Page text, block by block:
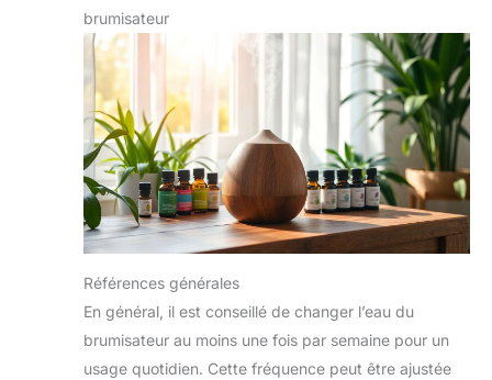
brumisateur
Références générales
En général, il est conseillé de changer l’eau du
brumisateur au moins une fois par semaine pour un
usage quotidien. Cette fréquence peut être ajustée